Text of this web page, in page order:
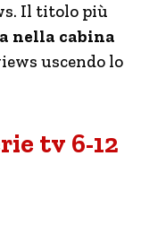
Il titolo più
nella cabina
uscendo lo
tv 6-12